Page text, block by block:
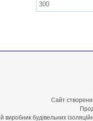
300
Сайт